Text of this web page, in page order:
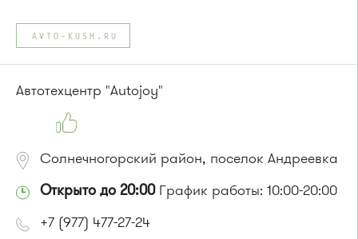
Автобусы № 17, 20.
Маршрутка № 417м, 479м
или до остановки"15 микрорайон ":
Маршрутка № 417м, 460м, 479м, 720м
AVTO-KUSH.RU
Автотехцентр "Autojoy"
Солнечногорский район, поселок Андреевка
Открыто до 20:00График работы: 10:00-20:00
+7 (977) 477-27-24